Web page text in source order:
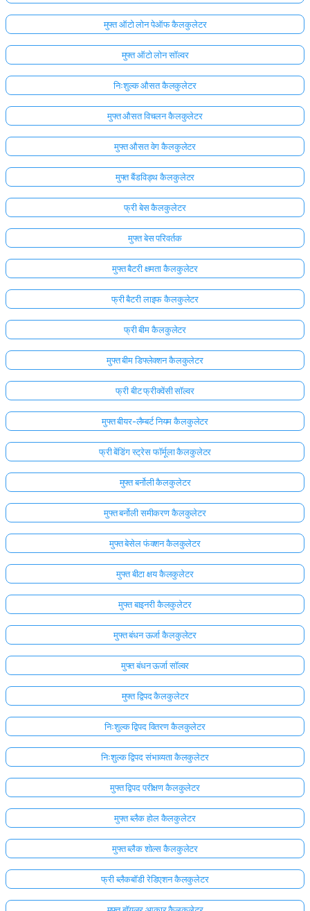
मुफ्त ऑटो लोन पेऑफ कैलकुलेटर
मुफ्त ऑटो लोन सॉल्वर
निःशुल्क औसत कैलकुलेटर
मुफ्त औसत विचलन कैलकुलेटर
मुफ्त औसत वेग कैलकुलेटर
मुफ्त बैंडविड्थ कैलकुलेटर
फ्री बेस कैलकुलेटर
मुफ्त बेस परिवर्तक
मुफ्त बैटरी क्षमता कैलकुलेटर
फ्री बैटरी लाइफ कैलकुलेटर
फ्री बीम कैलकुलेटर
मुफ्त बीम डिफ्लेक्शन कैलकुलेटर
फ्री बीट फ्रीक्वेंसी सॉल्वर
मुफ्त बीयर-लैम्बर्ट नियम कैलकुलेटर
फ्री बेंडिंग स्ट्रेस फॉर्मूला कैलकुलेटर
मुफ्त बर्नोली कैलकुलेटर
मुफ्त बर्नोली समीकरण कैलकुलेटर
मुफ्त बेसेल फंक्शन कैलकुलेटर
मुफ्त बीटा क्षय कैलकुलेटर
मुफ्त बाइनरी कैलकुलेटर
मुफ्त बंधन ऊर्जा कैलकुलेटर
मुफ्त बंधन ऊर्जा सॉल्वर
मुफ्त द्विपद कैलकुलेटर
निःशुल्क द्विपद वितरण कैलकुलेटर
निःशुल्क द्विपद संभाव्यता कैलकुलेटर
मुफ्त द्विपद परीक्षण कैलकुलेटर
मुफ्त ब्लैक होल कैलकुलेटर
मुफ्त ब्लैक शोल्स कैलकुलेटर
फ्री ब्लैकबॉडी रेडिएशन कैलकुलेटर